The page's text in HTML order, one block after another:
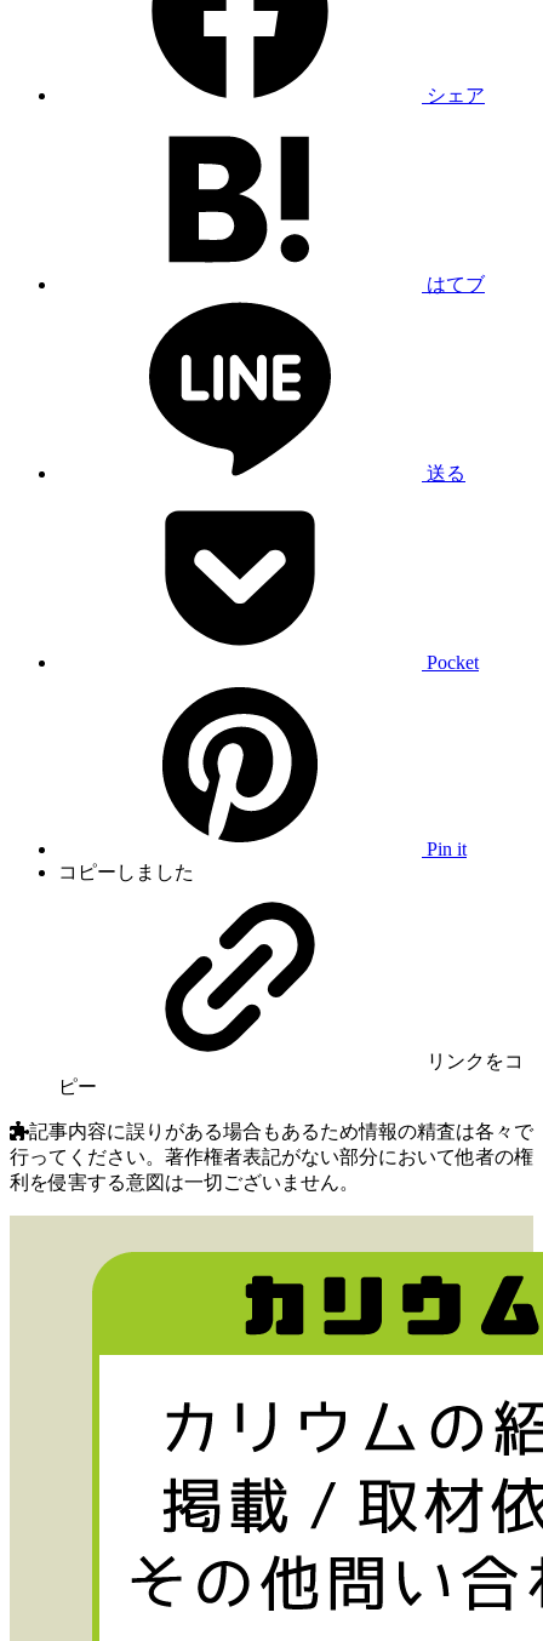
シェア
はてブ
送る
Pocket
Pin it
コピーしました
リンク をコ
ピー
記事内容に誤りがある場合もあるため情報の精査は各々で
行ってください。著作権者表記がない部分において他者の権
利を侵害する意図は一切ございません。